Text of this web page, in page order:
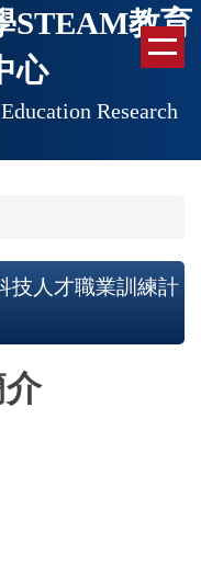
STEAM教育
心
Research
技人才職業訓練計